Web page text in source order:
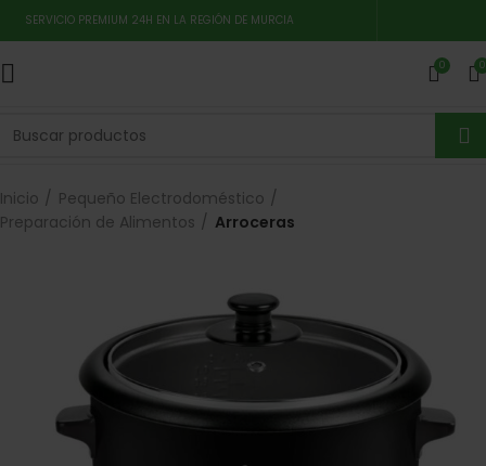
SERVICIO PREMIUM 24H EN LA REGIÓN DE MURCIA
0 0
Inicio
Pequeño Electrodoméstico
Preparación de Alimentos
Arroceras